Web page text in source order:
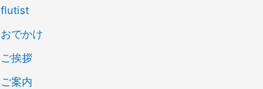
flutist
おでかけ
ご挨拶
ご案内